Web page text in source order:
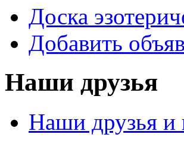
Доска
Добавить
Наши друзья
Наши друзья и